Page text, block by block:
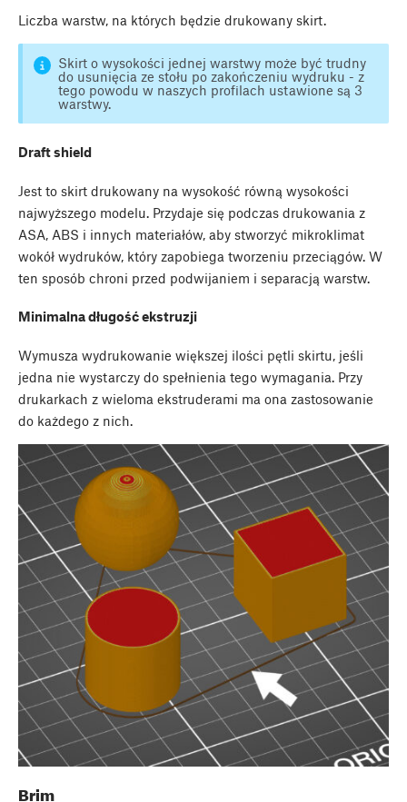
Liczba warstw, na których będzie drukowany skirt.
Skirt o wysokości jednej warstwy może być trudny
do usunięcia ze stołu po zakończeniu wydruku - z
tego powodu w naszych profilach ustawione są 3
warstwy.
Draft shield
Jest to skirt drukowany na wysokość równą wysokości
najwyższego modelu. Przydaje się podczas drukowania z
ASA, ABS i innych materiałów, aby stworzyć mikroklimat
wokół wydruków, który zapobiega tworzeniu przeciągów. W
ten sposób chroni przed podwijaniem i separacją warstw.
Minimalna długość ekstruzji
Wymusza wydrukowanie większej ilości pętli skirtu, jeśli
jedna nie wystarczy do spełnienia tego wymagania. Przy
drukarkach z wieloma ekstruderami ma ona zastosowanie
do każdego z nich.
Brim